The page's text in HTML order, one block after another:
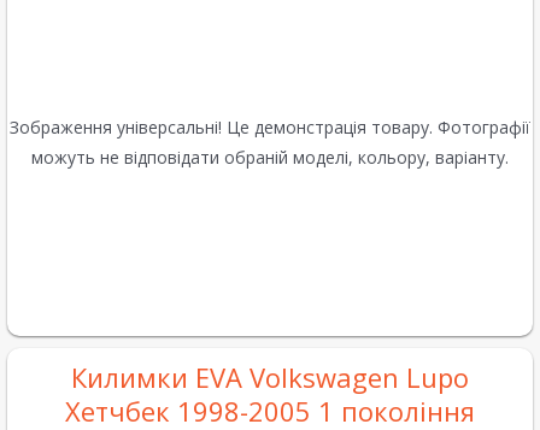
Зображення універсальні! Це демонстрація товару. Фотографії
можуть не відповідати обраній моделі, кольору, варіанту.
Килимки EVA Volkswagen Lupo
Хетчбек 1998-2005 1 покоління